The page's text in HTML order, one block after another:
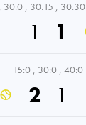
, 30:0 , 30:15 , 30:30
1 1
15:0 , 30:0 , 40:0
2 1